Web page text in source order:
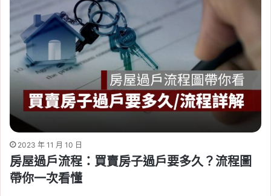
2023 年 11 月 10 日
房屋過戶流程：買賣房子過戶要多久？流程圖
帶你一次看懂